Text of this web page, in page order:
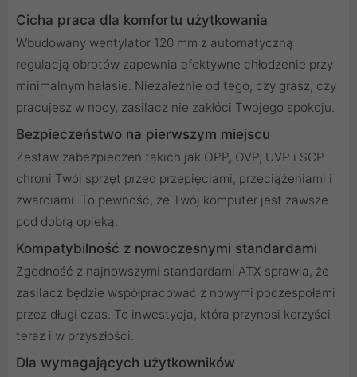
Cicha praca dla komfortu użytkowania
Wbudowany wentylator 120 mm z automatyczną
regulacją obrotów zapewnia efektywne chłodzenie przy
minimalnym hałasie. Niezależnie od tego, czy grasz, czy
pracujesz w nocy, zasilacz nie zakłóci Twojego spokoju.
Bezpieczeństwo na pierwszym miejscu
Zestaw zabezpieczeń takich jak OPP, OVP, UVP i SCP
chroni Twój sprzęt przed przepięciami, przeciążeniami i
zwarciami. To pewność, że Twój komputer jest zawsze
pod dobrą opieką.
Kompatybilność z nowoczesnymi standardami
Zgodność z najnowszymi standardami ATX sprawia, że
zasilacz będzie współpracować z nowymi podzespołami
przez długi czas. To inwestycja, która przynosi korzyści
teraz i w przyszłości.
Dla wymagających użytkowników